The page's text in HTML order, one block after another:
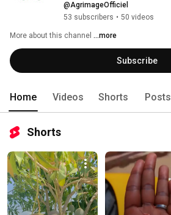
@AgrimageOfficiel
53 subscribers • 50 videos
More about this channel ...more
Subscribe
Home Videos Shorts Posts
Shorts